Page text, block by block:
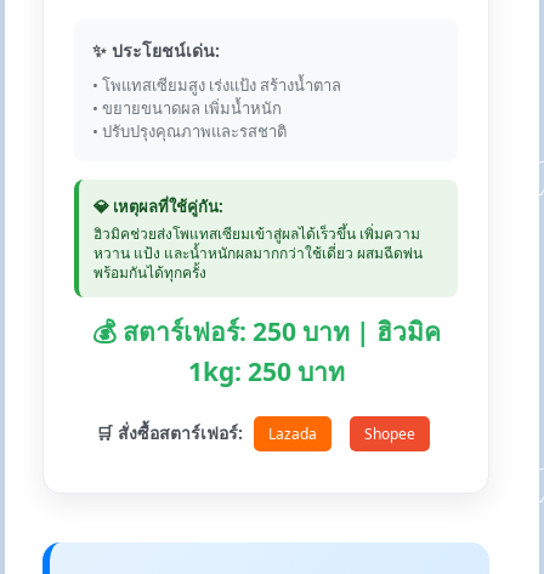
✨ ประโยชน์เด่น:
• โพแทสเซียมสูง เร่งแป้ง สร้างน้ำตาล
• ขยายขนาดผล เพิ่มน้ำหนัก
• ปรับปรุงคุณภาพและรสชาติ
💎 เหตุผลที่ใช้คู่กัน:
ฮิวมิคช่วยส่งโพแทสเซียมเข้าสู่ผลได้เร็วขึ้น เพิ่มความ
หวาน แป้ง และน้ำหนักผลมากกว่าใช้เดี่ยว ผสมฉีดพ่น
พร้อมกันได้ทุกครั้ง
💰 สตาร์เฟอร์: 250 บาท | ฮิวมิค
1kg: 250 บาท
🛒 สั่งซื้อสตาร์เฟอร์: Lazada Shopee